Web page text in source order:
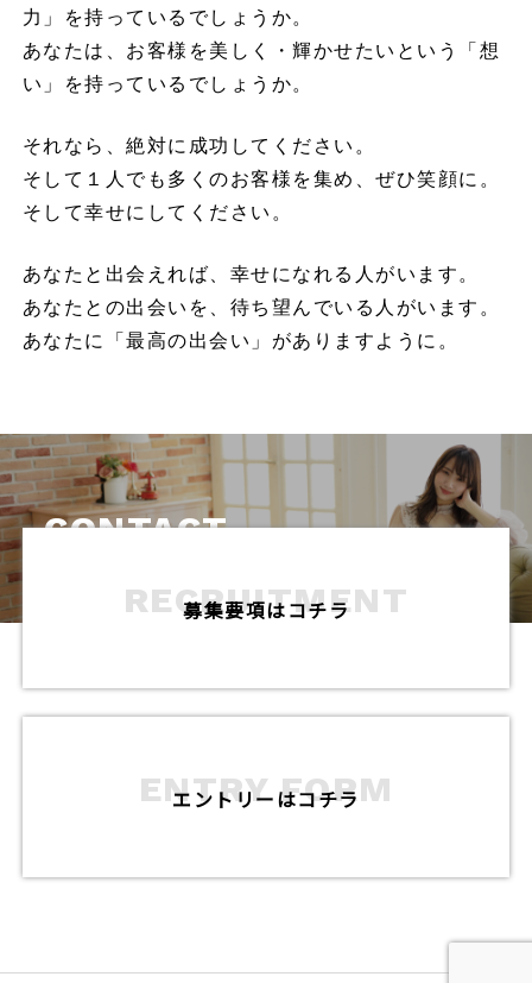
力」を持っているでしょうか。
あなたは、お客様を美しく・輝かせたいという「想
い」を持っているでしょうか。
それなら、絶対に成功してください。
そして１人でも多くのお客様を集め、ぜひ笑顔に。
そして幸せにしてください。
あなたと出会えれば、幸せになれる人がいます。
あなたとの出会いを、待ち望んでいる人がいます。
あなたに「最高の出会い」がありますように。
CONTACT
RECRUITMENT
募集要項はコチラ
ENTRY FORM
エントリーはコチラ